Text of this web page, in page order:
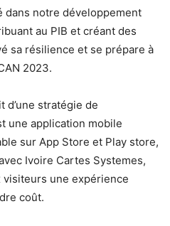
dans notre développement
au PIB et créant des
sa résilience et se prépare à
2023.
d’une stratégie de
une application mobile
sur App Store et Play store,
Ivoire Cartes Systemes,
visiteurs une expérience
coût.